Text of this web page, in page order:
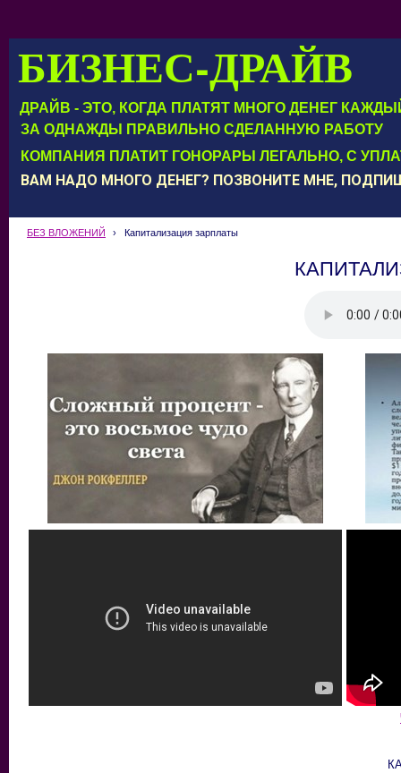
БИЗНЕС-ДРАЙВ
ДРАЙВ - ЭТО, КОГДА ПЛАТЯТ МНОГО ДЕНЕГ
КОМПАНИЯ ПЛАТИТ ГОНОРАРЫ ЛЕГАЛЬНО, С
ЗА ОДНАЖДЫ ПРАВИЛЬНО СДЕЛАННУЮ РАБОТУ
ВАМ НАДО МНОГО ДЕНЕГ? ПОЗВОНИТЕ МНЕ,
БЕЗ ВЛОЖЕНИЙ › Капитализация зарплаты